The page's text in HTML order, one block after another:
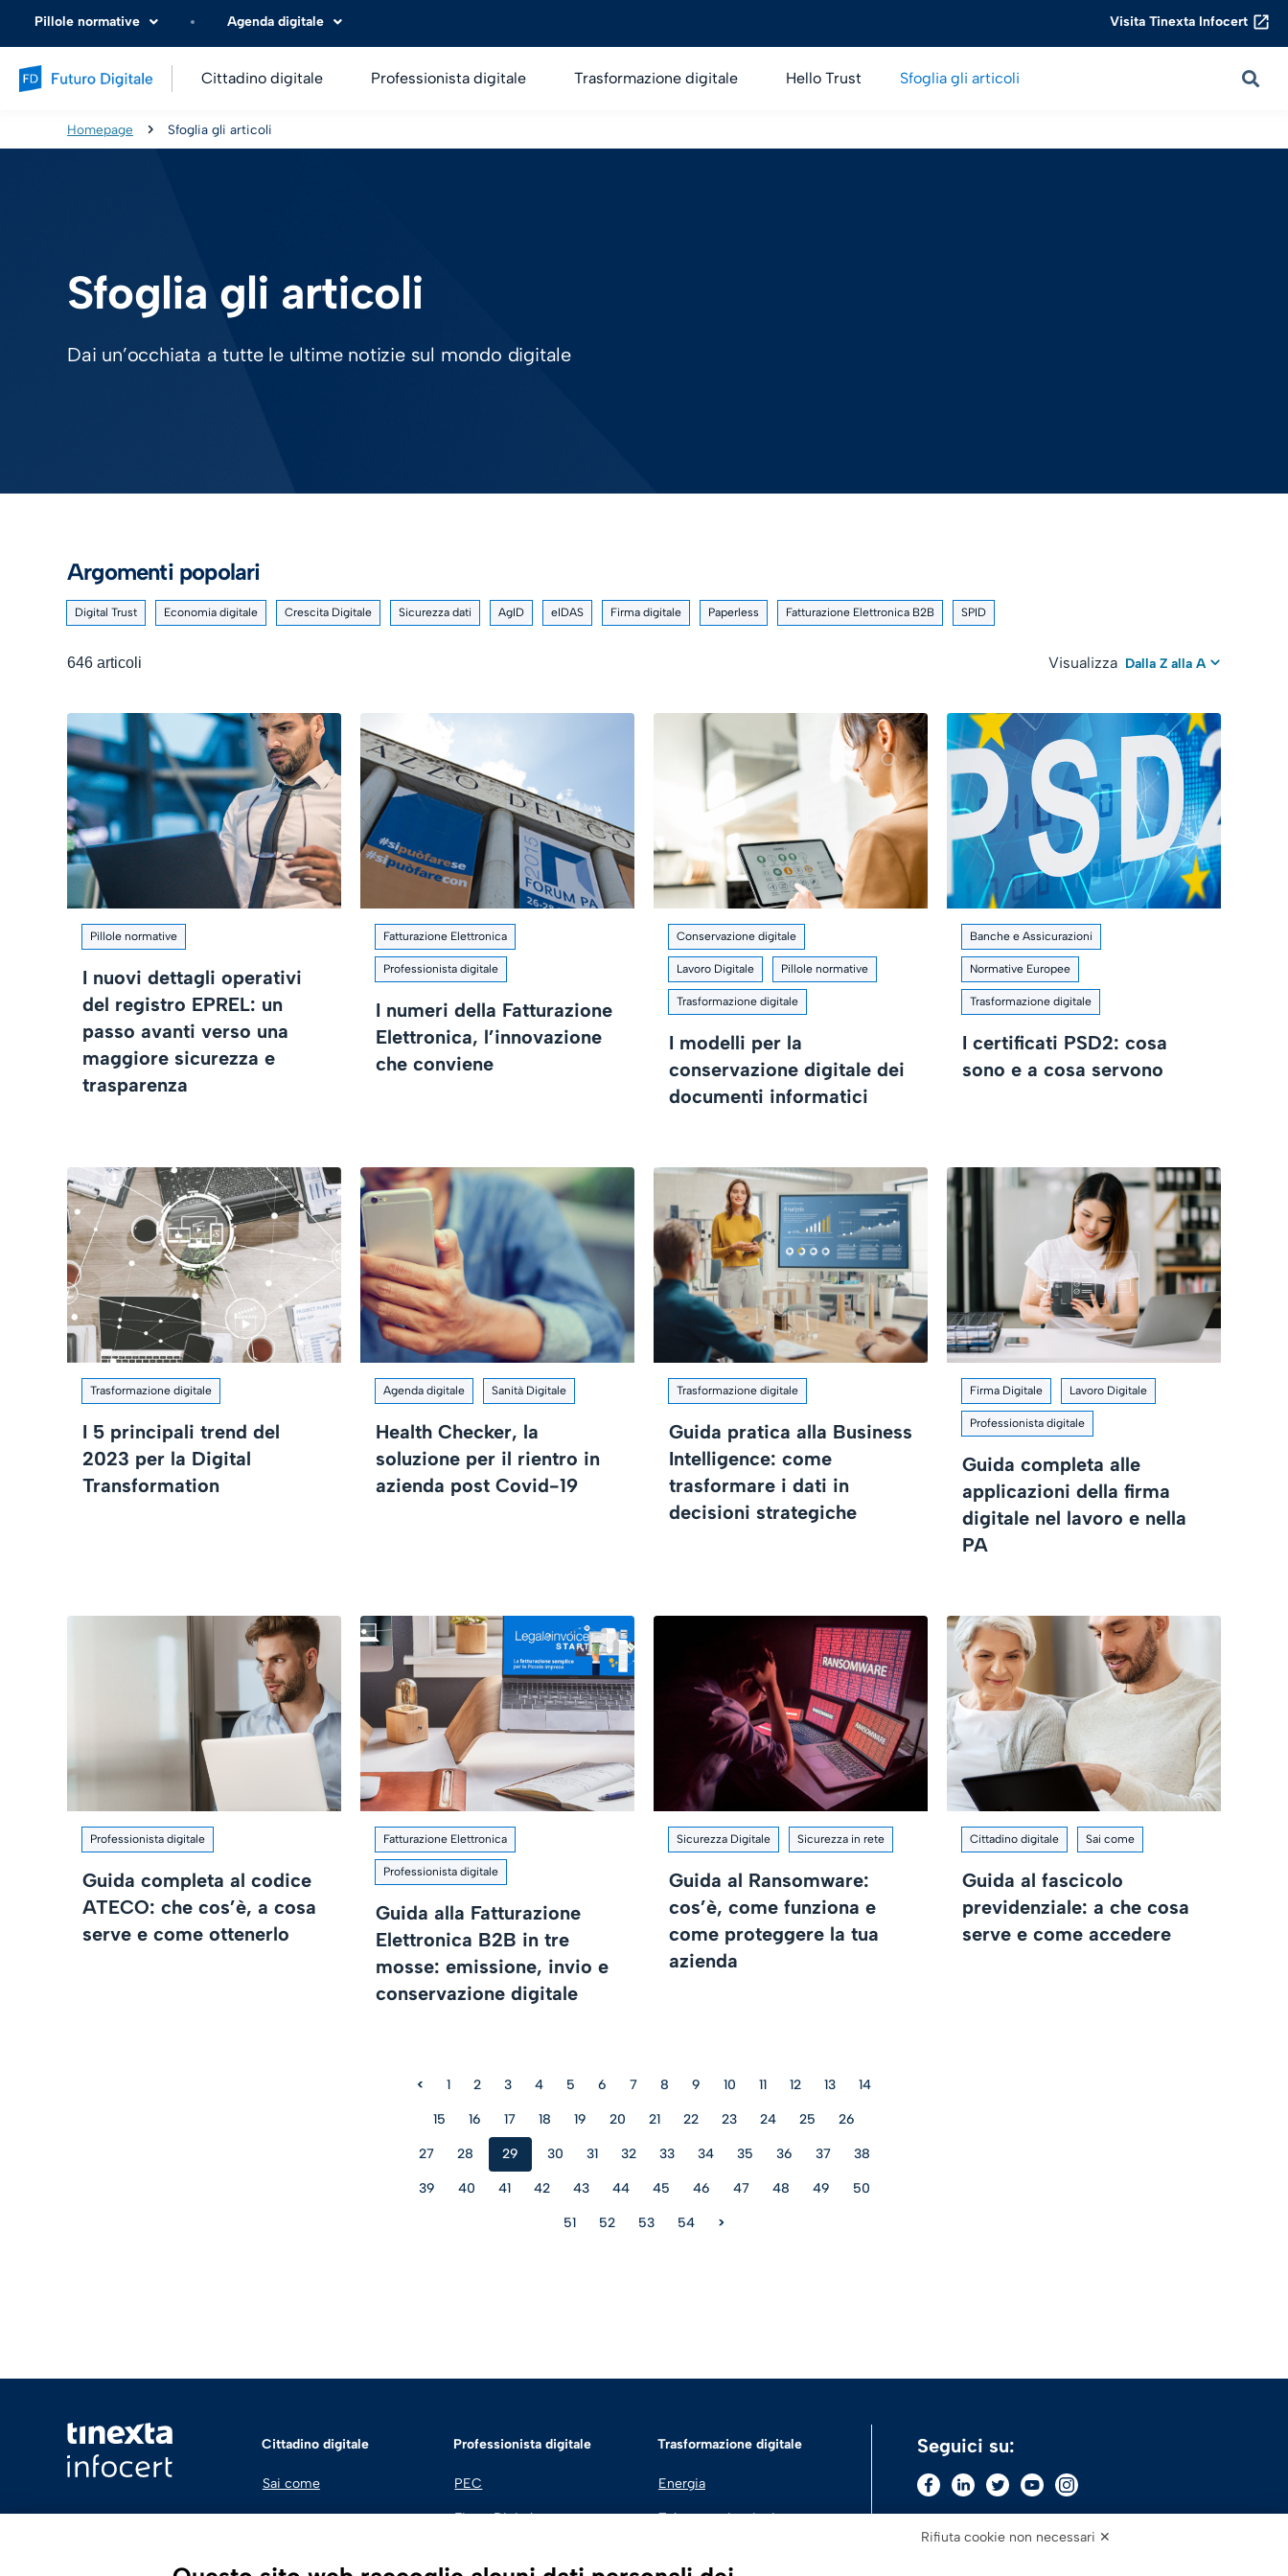
Pillole normative Agenda digitale Visita Tinexta Infocert
Cittadino digitale Professionista digitale Trasformazione digitale Hello Trust Sfoglia gli articoli
Homepage Sfoglia gli articoli
Sfoglia gli articoli
Dai un’occhiata a tutte le ultime notizie sul mondo digitale
Argomenti popolari
Digital Trust Economia digitale Crescita Digitale Sicurezza dati AgID eIDAS Firma digitale Paperless Fatturazione Elettronica B2B SPID
646 articoli Visualizza Dalla Z alla A
Pillole normative
I nuovi dettagli operativi
del registro EPREL: un
passo avanti verso una
maggiore sicurezza e
trasparenza
Fatturazione Elettronica
Professionista digitale
I numeri della Fatturazione
Elettronica, l’innovazione
che conviene
Conservazione digitale
Lavoro Digitale Pillole normative
Trasformazione digitale
I modelli per la
conservazione digitale dei
documenti informatici
Banche e Assicurazioni
Normative Europee
Trasformazione digitale
I certificati PSD2: cosa
sono e a cosa servono
Trasformazione digitale
I 5 principali trend del
2023 per la Digital
Transformation
Agenda digitale Sanità Digitale
Health Checker, la
soluzione per il rientro in
azienda post Covid-19
Trasformazione digitale
Guida pratica alla Business
Intelligence: come
trasformare i dati in
decisioni strategiche
Firma Digitale Lavoro Digitale
Professionista digitale
Guida completa alle
applicazioni della firma
digitale nel lavoro e nella
PA
Professionista digitale
Guida completa al codice
ATECO: che cos’è, a cosa
serve e come ottenerlo
Fatturazione Elettronica
Professionista digitale
Guida alla Fatturazione
Elettronica B2B in tre
mosse: emissione, invio e
conservazione digitale
Sicurezza Digitale Sicurezza in rete
Guida al Ransomware:
cos’è, come funziona e
come proteggere la tua
azienda
Cittadino digitale Sai come
Guida al fascicolo
previdenziale: a che cosa
serve e come accedere
< 1 2 3 4 5 6 7 8 9 10 11 12 13 14
15 16 17 18 19 20 21 22 23 24 25 26
27 28 29 30 31 32 33 34 35 36 37 38
39 40 41 42 43 44 45 46 47 48 49 50
51 52 53 54 >
Cittadino digitale
Sai come
Professionista digitale
PEC
Firma Digitale
Trasformazione digitale
Energia
Telecomunicazioni
Seguici su:
Rifiuta cookie non necessari ✕